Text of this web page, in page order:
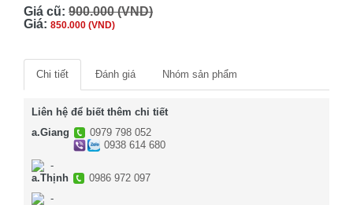
Giá cũ: 900.000 (VND)
Giá: 850.000 (VND)
Chi tiết Đánh giá Nhóm sản phẩm
Liên hệ để biết thêm chi tiết
a.Giang
0979 798 052
0938 614 680
-
a.Thịnh
0986 972 097
-